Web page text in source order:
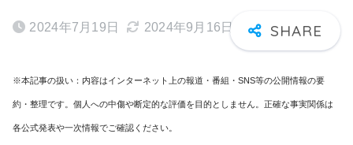
2024年7月19日 2024年9月16日
※本記事の扱い：内容はインターネット上の報道・番組・SNS等の公開情報の要
約・整理です。個人への中傷や断定的な評価を目的としません。正確な事実関係は
各公式発表や一次情報でご確認ください。